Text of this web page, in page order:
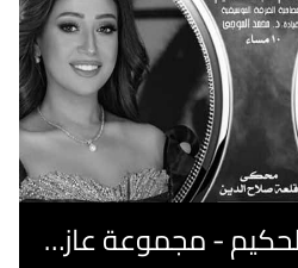
الفنانة ريهام عبد الحكيم - مجموعة عازفات الهارب المصريات